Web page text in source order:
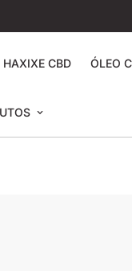
HAXIXE CBD ÓLEO